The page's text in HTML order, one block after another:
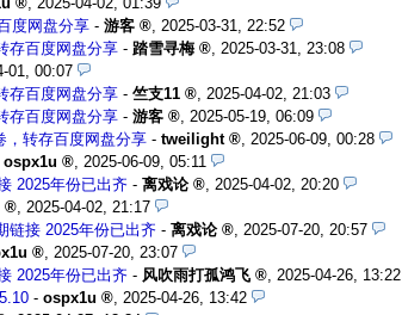
度网盘分享 - 游客
2025-03-31, 22:52
存百度网盘分享 - 踏雪寻梅
2025-03-31, 23:08
01, 00:07
存百度网盘分享 - 竺支11
2025-04-02, 21:03
存百度网盘分享 - 游客
2025-05-19, 06:09
，转存百度网盘分享 - tweilight
2025-06-09, 00:28
ospx1u
2025-06-09, 05:11
2025年份已出齐 - 离戏论
2025-04-02, 20:20
2025-04-02, 21:17
链接 2025年份已出齐 - 离戏论
2025-07-20, 20:57
2025-07-20, 23:07
2025年份已出齐 - 风吹雨打孤鸿飞
2025-04-26, 13:22
- ospx1u
2025-04-26, 13:42